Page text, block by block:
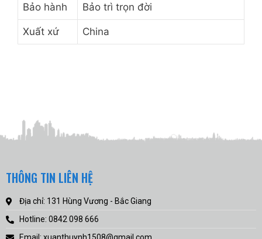
Bảo hành Bảo trì trọn đời
Xuất xứ China
THÔNG TIN LIÊN HỆ
Địa chỉ: 131 Hùng Vương - Bắc Giang
Hotline: 0842 098 666